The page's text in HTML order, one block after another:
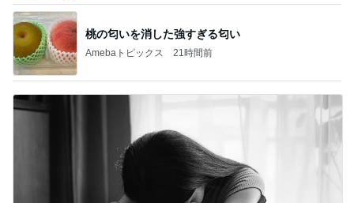
桃の匂いを消した強すぎる匂い
Amebaトピックス 21時間前